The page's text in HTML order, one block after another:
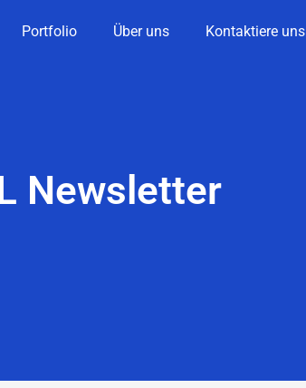
Portfolio Über uns Kontaktiere uns
Newsletter